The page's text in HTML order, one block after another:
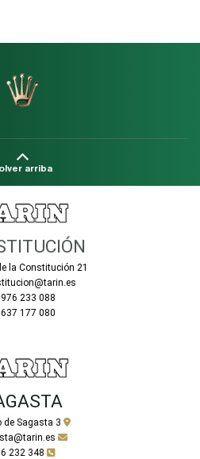
arriba
la Constitución 21
976 233 088
637 177 080
de Sagasta 3
232 348